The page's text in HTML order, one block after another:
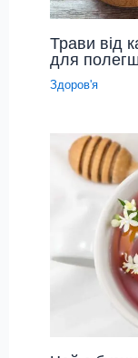
Трави від
для
Здоров'я